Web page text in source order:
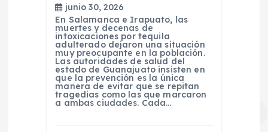
junio 30, 2026
En Salamanca e Irapuato, las
muertes y decenas de
intoxicaciones por tequila
adulterado dejaron una situación
muy preocupante en la población.
Las autoridades de salud del
estado de Guanajuato insisten en
que la prevención es la única
manera de evitar que se repitan
tragedias como las que marcaron
a ambas ciudades. Cada…